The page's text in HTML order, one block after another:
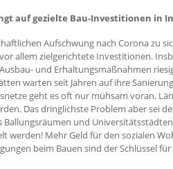
auf gezielte Bau-Investitionen in
Aufschwung nach Corona zu
allem zielgerichtete Investitionen.
und Erhaltungsmaßnahmen
warten seit Jahren auf ihre
geht es oft nur mühsam voran.
Das dringlichste Problem aber sei
und
werden! Mehr Geld für den sozialen
beim Bauen sind der Schlüssel